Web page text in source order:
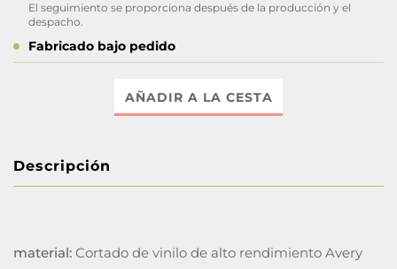
El seguimiento se proporciona después de la producción y el
despacho.
Fabricado bajo pedido
AÑADIR A LA CESTA
Descripción
material: Cortado de vinilo de alto rendimiento Avery